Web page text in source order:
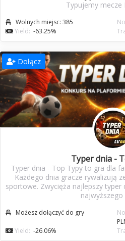
Typujemy mecze
Wolnych miejsc: 385
Yield: -63.25%
Dołącz
Typer dnia -
Typer dnia - Top Typy to gra dla
Każdego dnia gracze rywalizują
sportowe. Zwycięża najlepszy typer
najwyższego
Możesz dołączyć do gry
Yield: -26.06%